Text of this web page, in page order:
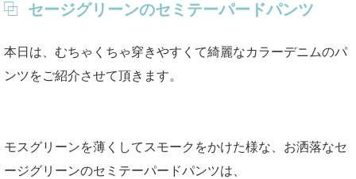
セージグリーンのセミテーパードパンツ
本日は、むちゃくちゃ穿きやすくて綺麗なカラーデニムのパ
ンツをご紹介させて頂きます。
モスグリーンを薄くしてスモークをかけた様な、お洒落なセ
ージグリーンのセミテーパードパンツは、